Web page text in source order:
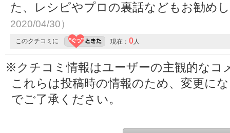
た、レシピやプロの裏話などもお勧め
2020/04/30）
このクチコミに 現在： 0人
※クチコミ情報はユーザーの主観的なコ
これらは投稿時の情報のため、変更に
でご了承ください。